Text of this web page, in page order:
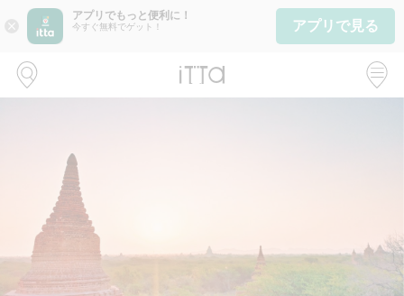
close
アプリでもっと便利に！
今すぐ無料でゲット！ アプリで見る